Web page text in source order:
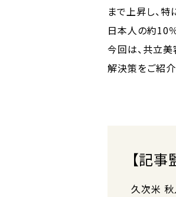
まで上昇し、特
日本人の約10
今回は、共立
解決策をご紹介
【記事
久次米 秋